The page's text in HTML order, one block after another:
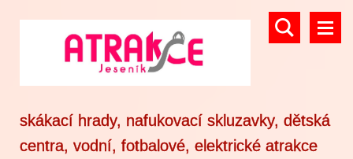
skákací hrady, nafukovací skluzavky, dětská
centra, vodní, fotbalové, elektrické atrakce